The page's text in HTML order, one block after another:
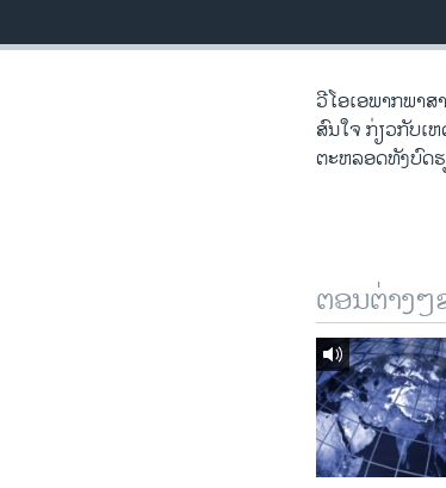
ພາສາອັງກິດ
ວີ​ໂອ​ເອພາກ​ພາ
ສົນ​ໃຈ ກ່ຽວກັບ​​ເ
ຕະຫລອດ​ທັງ​ບົດ
ຕອນຕ່າງໆ